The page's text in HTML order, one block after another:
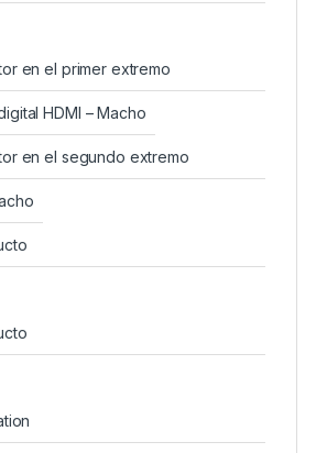
en el primer extremo
HDMI – Macho
en el segundo extremo